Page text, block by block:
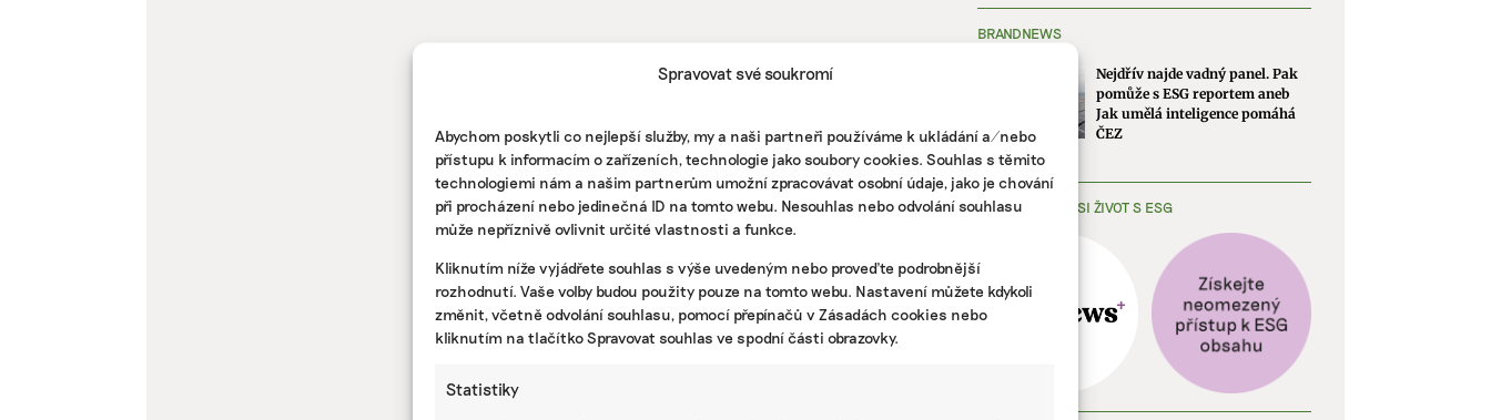
Spravovat své soukromí
Abychom poskytli co nejlepší služby, my a naši partneři používáme k ukládání a/nebo
přístupu k informacím o zařízeních, technologie jako soubory cookies. Souhlas s těmito
technologiemi nám a našim partnerům umožní zpracovávat osobní údaje, jako je chování
při procházení nebo jedinečná ID na tomto webu. Nesouhlas nebo odvolání souhlasu
může nepříznivě ovlivnit určité vlastnosti a funkce.
Kliknutím níže vyjádřete souhlas s výše uvedeným nebo proveďte podrobnější
rozhodnutí. Vaše volby budou použity pouze na tomto webu. Nastavení můžete kdykoli
změnit, včetně odvolání souhlasu, pomocí přepínačů v Zásadách cookies nebo
kliknutím na tlačítko Spravovat souhlas ve spodní části obrazovky.
Statistiky
BRANDNEWS
Nejdřív najde vadný panel. Pak
pomůže s ESG reportem aneb
Jak umělá inteligence pomáhá
ČEZ
ZJEDNODUŠTE SI ŽIVOT S ESG